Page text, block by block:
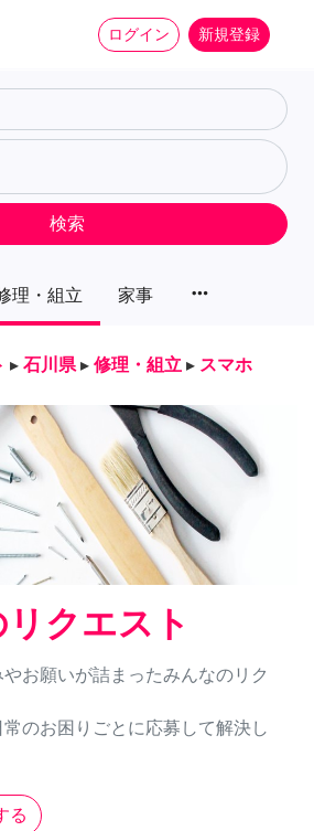
ログイン 新規登録
理・組立 家事 more_horiz
検索
▸ 石川県 ▸ 修理・組立 ▸ スマホ
クエスト
お願いが詰まったみんなのリク
のお困りごとに応募して解決し
る